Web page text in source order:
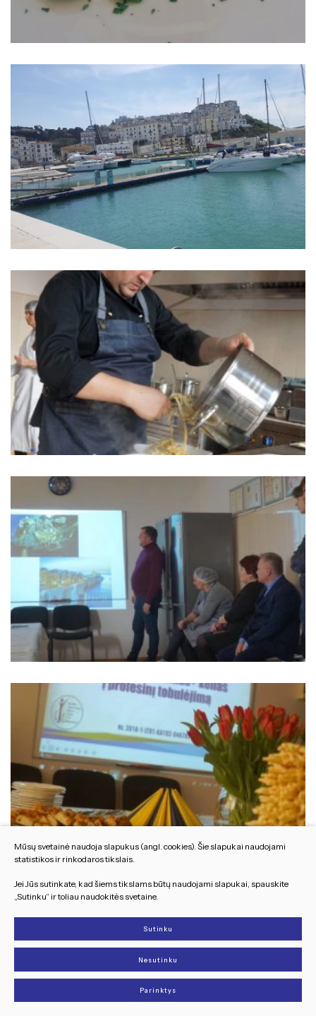
Mūsų svetainė naudoja slapukus (angl. cookies). Šie slapukai naudojami
statistikos ir rinkodaros tikslais.
Jei Jūs sutinkate, kad šiems tikslams būtų naudojami slapukai, spauskite
„Sutinku“ ir toliau naudokitės svetaine.
Sutinku
Nesutinku
Parinktys